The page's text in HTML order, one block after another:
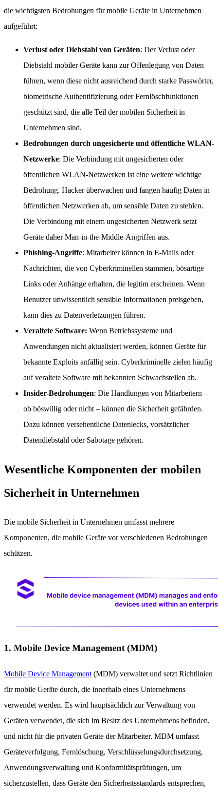
die wichtigsten Bedrohungen für mobile Geräte in Unternehmen
aufgeführt:
Verlust oder Diebstahl von Geräten: Der Verlust oder
Diebstahl mobiler Geräte kann zur Offenlegung von Daten
führen, wenn diese nicht ausreichend durch starke Passwörter,
biometrische Authentifizierung oder Fernlöschfunktionen
geschützt sind, die alle Teil der mobilen Sicherheit in
Unternehmen sind.
Bedrohungen durch ungesicherte und öffentliche WLAN-
Netzwerke: Die Verbindung mit ungesicherten oder
öffentlichen WLAN-Netzwerken ist eine weitere wichtige
Bedrohung. Hacker überwachen und fangen häufig Daten in
öffentlichen Netzwerken ab, um sensible Daten zu stehlen.
Die Verbindung mit einem ungesicherten Netzwerk setzt
Geräte daher Man-in-the-Middle-Angriffen aus.
Phishing-Angriffe: Mitarbeiter können in E-Mails oder
Nachrichten, die von Cyberkriminellen stammen, bösartige
Links oder Anhänge erhalten, die legitim erscheinen. Wenn
Benutzer unwissentlich sensible Informationen preisgeben,
kann dies zu Datenverletzungen führen.
Veraltete Software: Wenn Betriebssysteme und
Anwendungen nicht aktualisiert werden, können Geräte für
bekannte Exploits anfällig sein. Cyberkriminelle zielen häufig
auf veraltete Software mit bekannten Schwachstellen ab.
Insider-Bedrohungen: Die Handlungen von Mitarbeitern –
ob böswillig oder nicht – können die Sicherheit gefährden.
Dazu können versehentliche Datenlecks, vorsätzlicher
Datendiebstahl oder Sabotage gehören.
Wesentliche Komponenten der mobilen
Sicherheit in Unternehmen
Die mobile Sicherheit in Unternehmen umfasst mehrere
Komponenten, die mobile Geräte vor verschiedenen Bedrohungen
schützen.
1. Mobile Device Management (MDM)
Mobile Device Management (MDM) verwaltet und setzt Richtlinien
für mobile Geräte durch, die innerhalb eines Unternehmens
verwendet werden. Es wird hauptsächlich zur Verwaltung von
Geräten verwendet, die sich im Besitz des Unternehmens befinden,
und nicht für die privaten Geräte der Mitarbeiter. MDM umfasst
Geräteverfolgung, Fernlöschung, Verschlüsselungsdurchsetzung,
Anwendungsverwaltung und Konformitätsprüfungen, um
sicherzustellen, dass Geräte den Sicherheitsstandards entsprechen,